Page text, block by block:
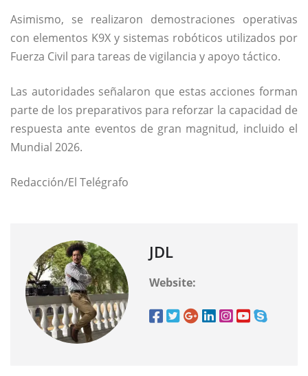
Asimismo, se realizaron demostraciones operativas
con elementos K9X y sistemas robóticos utilizados por
Fuerza Civil para tareas de vigilancia y apoyo táctico.
Las autoridades señalaron que estas acciones forman
parte de los preparativos para reforzar la capacidad de
respuesta ante eventos de gran magnitud, incluido el
Mundial 2026.
Redacción/El Telégrafo
JDL
Website: